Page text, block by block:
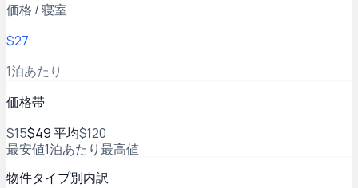
価格 / 寝室
$27
1泊あたり
価格帯
$15$49平均$120
最安値1泊あたり最高値
物件タイプ別内訳